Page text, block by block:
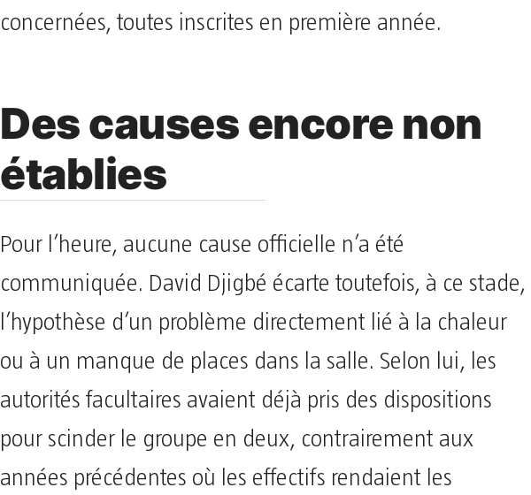
concernées, toutes inscrites en première année.
Des causes encore non
établies
Pour l’heure, aucune cause officielle n’a été
communiquée. David Djigbé écarte toutefois, à ce stade,
l’hypothèse d’un problème directement lié à la chaleur
ou à un manque de places dans la salle. Selon lui, les
autorités facultaires avaient déjà pris des dispositions
pour scinder le groupe en deux, contrairement aux
années précédentes où les effectifs rendaient les